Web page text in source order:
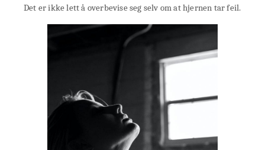
Det er ikke lett å overbevise seg selv om at hjernen tar feil.